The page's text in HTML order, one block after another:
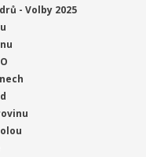
- Volby 2025